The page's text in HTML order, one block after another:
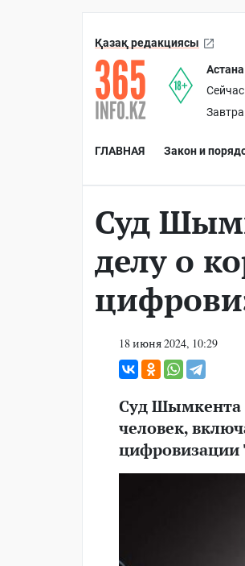
Қазақ редакциясы
Астана
Сейчас
Завтра
ГЛАВНАЯ Закон и
Суд
делу о
18 июня 2024, 10:29
Суд Шымкента
человек,
цифровизации